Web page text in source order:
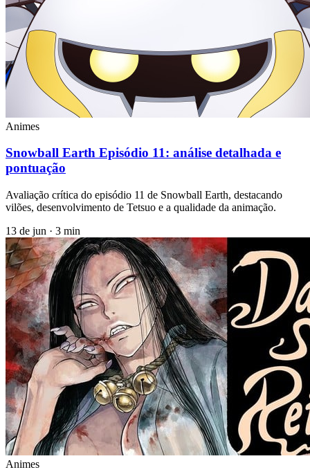
Animes
Snowball Earth Episódio 11: análise detalhada e
pontuação
Avaliação crítica do episódio 11 de Snowball Earth, destacando
vilões, desenvolvimento de Tetsuo e a qualidade da animação.
13 de jun · 3 min
Animes